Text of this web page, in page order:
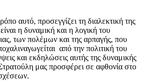
αυτό, προσεγγίζει τη διαλεκτική της
η δυναμική και η λογική του
των πολέμων και της αρπαγής, που
από την πολιτική του
και εκδηλώσεις αυτής της δυναμικής
μας προσφέρει σε αφθονία στο